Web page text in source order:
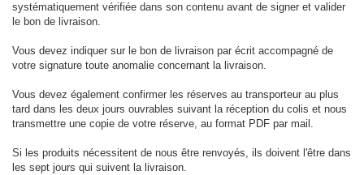
systématiquement vérifiée dans son contenu avant de signer et valider
le bon de livraison.
Vous devez indiquer sur le bon de livraison par écrit accompagné de
votre signature toute anomalie concernant la livraison.
Vous devez également confirmer les réserves au transporteur au plus
tard dans les deux jours ouvrables suivant la réception du colis et nous
transmettre une copie de votre réserve, au format PDF par mail.
Si les produits nécessitent de nous être renvoyés, ils doivent l'être dans
les sept jours qui suivent la livraison.